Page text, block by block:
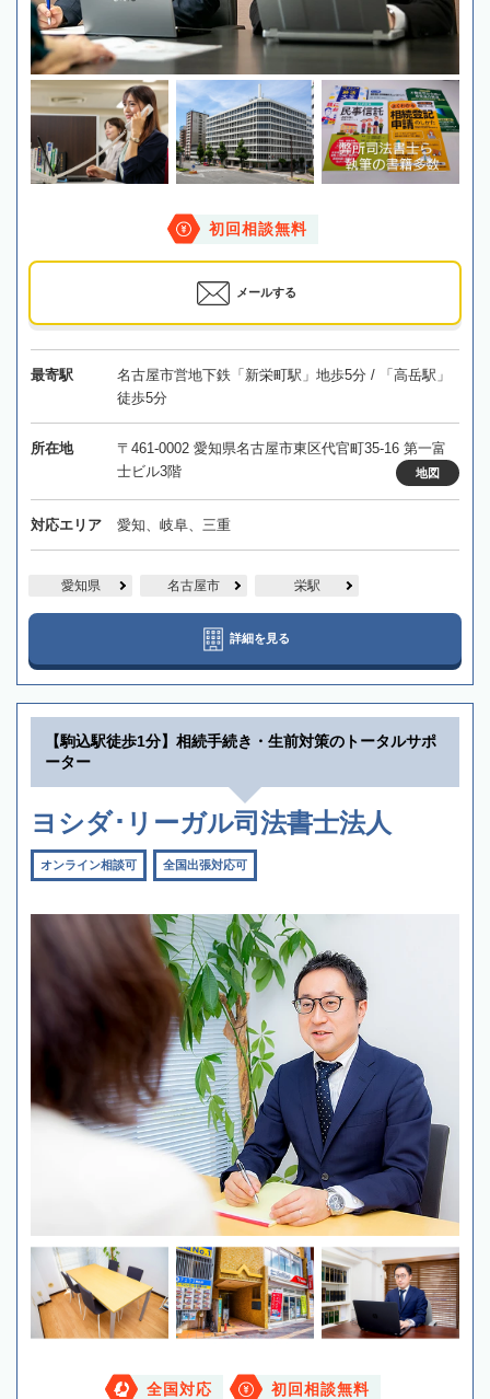
初回相談無料
メールする
最寄駅
名古屋市営地下鉄「新栄町駅」地歩5分 / 「高岳駅」
徒歩5分
所在地
〒461-0002 愛知県名古屋市東区代官町35-16 第一富
士ビル3階
地図
対応エリア 愛知、岐阜、三重
愛知県 名古屋市 栄駅
詳細を見る
【駒込駅徒歩1分】相続手続き・生前対策のトータルサポ
ーター
ヨシダ･リーガル司法書士法人
オンライン相談可 全国出張対応可
全国対応 初回相談無料